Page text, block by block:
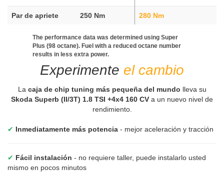
Par de apriete 250 Nm 280 Nm
The performance data was determined using Super
Plus (98 octane). Fuel with a reduced octane number
results in less extra power.
Experimente el cambio
La caja de chip tuning más pequeña del mundo lleva su
Skoda Superb (II/3T) 1.8 TSI +4x4 160 CV a un nuevo nivel de
rendimiento.
✔ Inmediatamente más potencia - mejor aceleración y tracción
✔ Fácil instalación - no requiere taller, puede instalarlo usted
mismo en pocos minutos